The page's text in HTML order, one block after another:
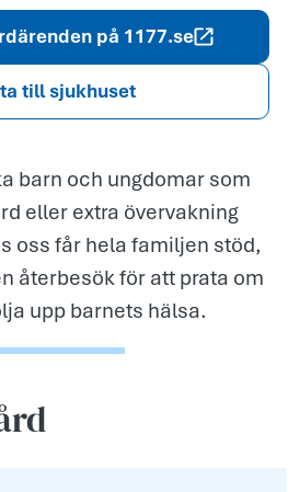
på 1177.se
till sjukhuset
barn och ungdomar som
eller extra övervakning
oss får hela familjen stöd,
återbesök för att prata om
upp barnets hälsa.